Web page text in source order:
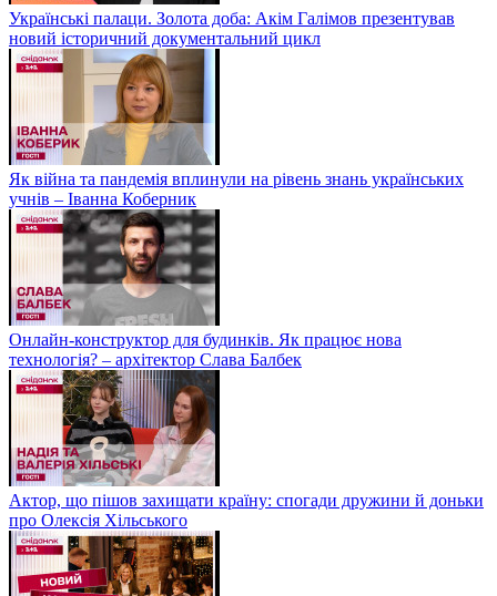
Українські палаци. Золота доба: Акім Галімов презентував
новий історичний документальний цикл
Як війна та пандемія вплинули на рівень знань українських
учнів – Іванна Коберник
Онлайн-конструктор для будинків. Як працює нова
технологія? – архітектор Слава Балбек
Актор, що пішов захищати країну: спогади дружини й доньки
про Олексія Хільського